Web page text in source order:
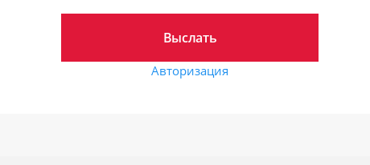
Авторизация